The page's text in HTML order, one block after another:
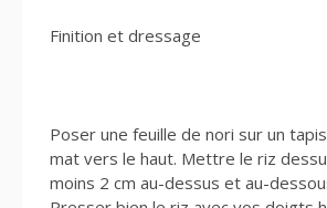
Finition et dressage
Poser une feuille de nori sur un
mat vers le haut. Mettre le riz
moins 2 cm au-dessus et au-